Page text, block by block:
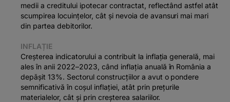
medii a creditului ipotecar contractat, reflectând astfel atât
scumpirea locuințelor, cât și nevoia de avansuri mai mari
din partea debitorilor.
INFLAȚIE
Creșterea indicatorului a contribuit la inflația generală, mai
ales în anii 2022–2023, când inflația anuală în România a
depășit 13%. Sectorul construcțiilor a avut o pondere
semnificativă în coșul inflației, atât prin prețurile
materialelor, cât și prin creșterea salariilor.